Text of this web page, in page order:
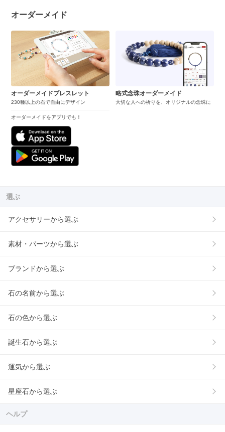
オーダーメイド
オーダーメイドブレスレット
230種以上の石で自由にデザイン
オーダーメイドをアプリでも！
略式念珠オーダーメイド
大切な人への祈りを、オリジナルの念珠に
選ぶ
アクセサリーから選ぶ
素材・パーツから選ぶ
ブランドから選ぶ
石の名前から選ぶ
石の色から選ぶ
誕生石から選ぶ
運気から選ぶ
星座石から選ぶ
ヘルプ